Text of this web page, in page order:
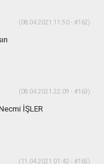
(08.04.2021 11:50 - #162)
(08.04.2021 22:09 - #163)
İŞLER
(11.04.2021 01:42 - #165)